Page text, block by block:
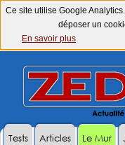
Ce site utilise Google
déposer un
En savoir plus
Tests Articles Le Mur